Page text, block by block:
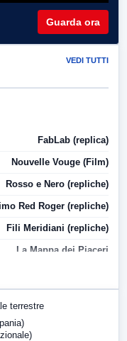
Guarda ora
VEDI TUTTI
FabLab (replica)
Nouvelle Vouge (Film)
Rosso e Nero (repliche)
Red Roger (repliche)
Fili Meridiani (repliche)
La Mappa dei Piaceri
terrestre